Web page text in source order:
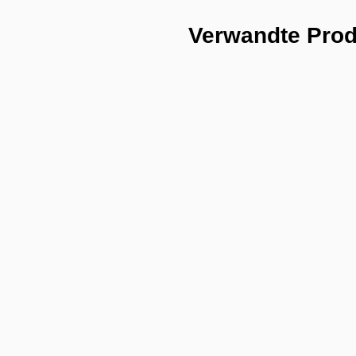
Verwandte